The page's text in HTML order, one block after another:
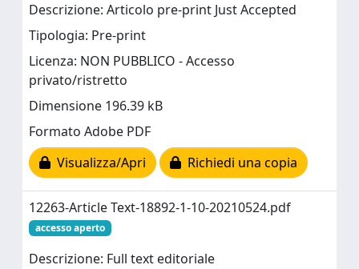
Descrizione: Articolo pre-print Just Accepted
Tipologia: Pre-print
Licenza: NON PUBBLICO - Accesso
privato/ristretto
Dimensione 196.39 kB
Formato Adobe PDF
Visualizza/Apri
Richiedi una copia
12263-Article Text-18892-1-10-20210524.pdf
accesso aperto
Descrizione: Full text editoriale